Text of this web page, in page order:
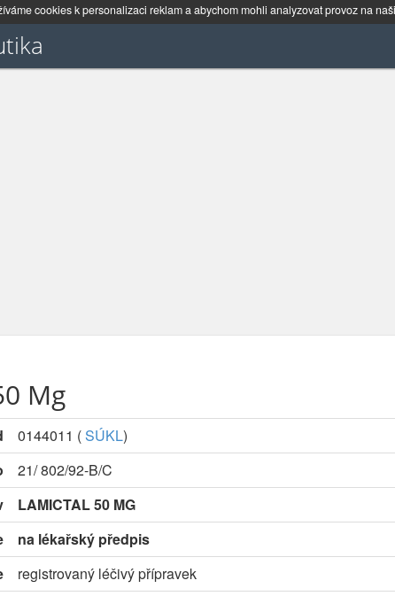
cookies k personalizaci reklam a abychom mohli analyzovat provoz na
Mg
0144011 (SÚKL)
21/ 802/92-B/C
LAMICTAL 50 MG
na lékařský předpis
registrovaný léčivý přípravek